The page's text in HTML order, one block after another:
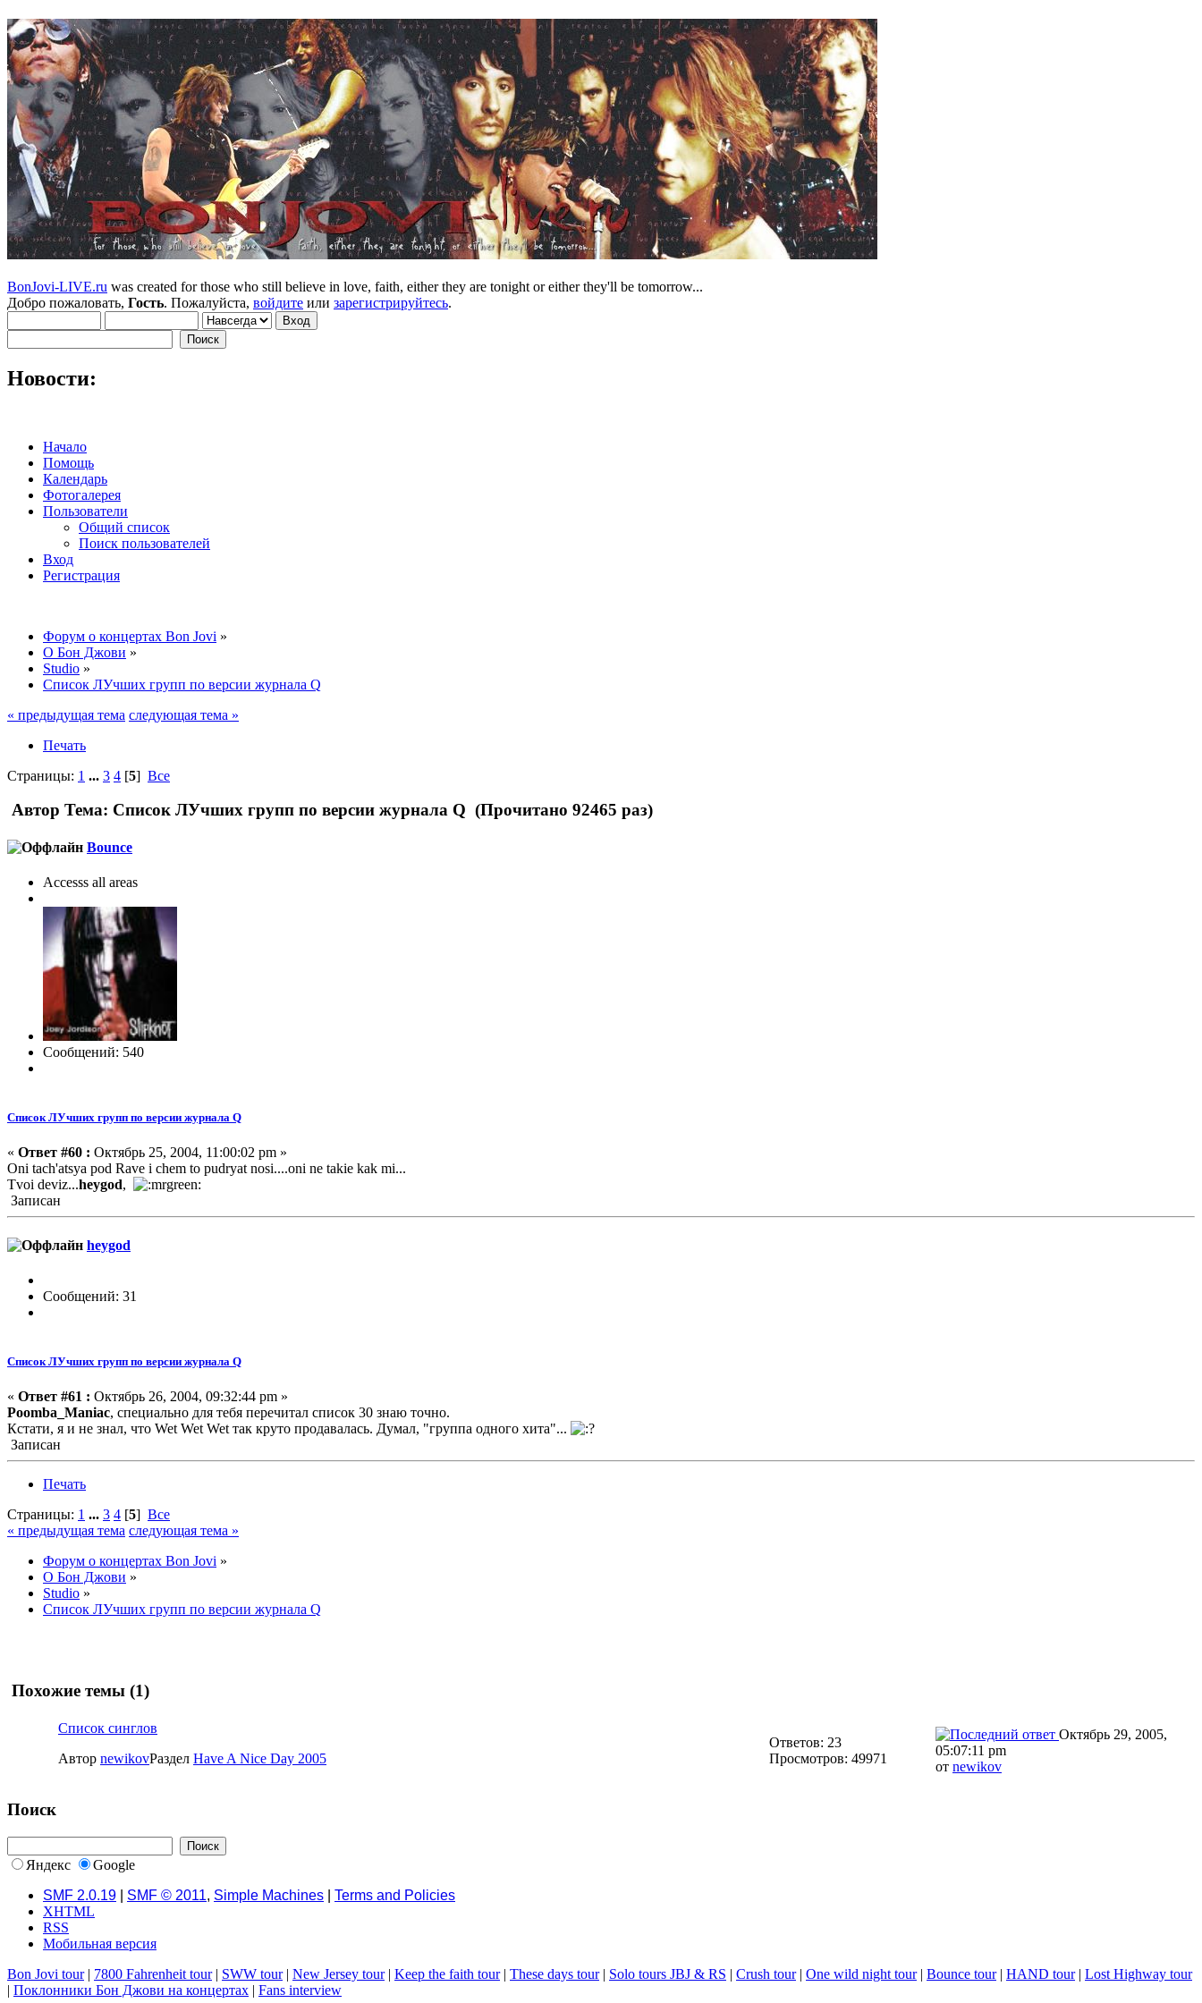
BonJovi-LIVE.ru was created for those who still believe in love, faith, either they are tonight or either they'll be tomorrow...
Добро пожаловать, Гость. Пожалуйста, войдите или зарегистрируйтесь.
Новости:
Начало
Помощь
Календарь
Фотогалерея
Пользователи
Общий список
Поиск пользователей
Вход
Регистрация
Форум о концертах Bon Jovi »
О Бон Джови »
Studio »
Список ЛУчших групп по версии журнала Q
« предыдущая тема следующая тема »
Печать
Страницы: 1 ... 3 4 [5] Все
Автор Тема: Список ЛУчших групп по версии журнала Q (Прочитано 92465 раз)
Bounce
Accesss all areas
Сообщений: 540
Список ЛУчших групп по версии журнала Q
« Ответ #60 : Октябрь 25, 2004, 11:00:02 pm »
Oni tach'atsya pod Rave i chem to pudryat nosi....oni ne takie kak mi...
Tvoi deviz...heygod,
Записан
heygod
Сообщений: 31
Список ЛУчших групп по версии журнала Q
« Ответ #61 : Октябрь 26, 2004, 09:32:44 pm »
Poomba_Maniac, специально для тебя перечитал список 30 знаю точно.
Кстати, я и не знал, что Wet Wet Wet так круто продавалась. Думал, "группа одного хита"...
Записан
Печать
Страницы: 1 ... 3 4 [5] Все
« предыдущая тема следующая тема »
Форум о концертах Bon Jovi »
О Бон Джови »
Studio »
Список ЛУчших групп по версии журнала Q
Похожие темы (1)
Список синглов
Автор newikovРаздел Have A Nice Day 2005
Ответов: 23
Просмотров: 49971
Октябрь 29, 2005,
05:07:11 pm
от newikov
Поиск
Яндекс
Google
SMF 2.0.19
SMF © 2011, Simple Machines
Terms and Policies
XHTML
RSS
Мобильная версия
Bon Jovi tour| 7800 Fahrenheit tour| SWW tour| New Jersey tour| Keep the faith tour| These days tour| Solo tours JBJ & RS | Crush tour| One wild night tour| Bounce tour| HAND tour| Lost Highway tour
| Поклонники Бон Джови на концертах | Fans interview